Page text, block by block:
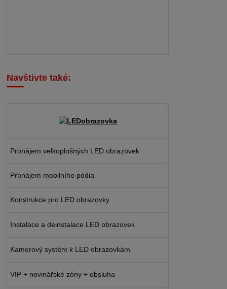
Navštivte také:
Pronájem velkoplošných LED obrazovek
Pronájem mobilního pódia
Konstrukce pro LED obrazovky
Instalace a deinstalace LED obrazovek
Kamerový systém k LED obrazovkám
VIP + novinářské zóny + obsluha